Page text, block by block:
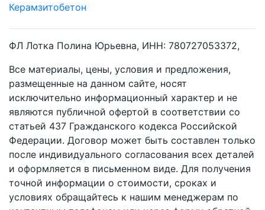
Керамзитобетон
ФЛ Лотка Полина Юрьевна, ИНН: 780727053372,
Все материалы, цены, условия и предложения,
размещенные на данном сайте, носят
исключительно информационный характер и не
являются публичной офертой в соответствии со
статьей 437 Гражданского кодекса Российской
Федерации. Договор может быть составлен только
после индивидуального согласования всех деталей
и оформляется в письменном виде. Для получения
точной информации о стоимости, сроках и
условиях обращайтесь к нашим менеджерам по